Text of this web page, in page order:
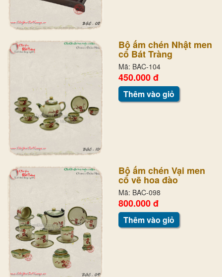
Bộ ấm chén Nhật men
cổ Bát Tràng
Mã: BAC-104
450.000 đ
Thêm vào giỏ
Bộ ấm chén Vại men
cổ vẽ hoa đào
Mã: BAC-098
800.000 đ
Thêm vào giỏ